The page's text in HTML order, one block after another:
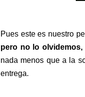
Pues este es nuestro
pero no lo olvidemos,
nada menos que a la
entrega.